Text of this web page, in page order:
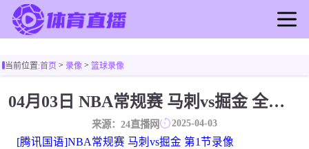
足球直播
足球录像
当前位置:首页> 录像 > 篮球录像
04月03日 NBA常规赛 马刺vs掘金 全场录像
来源：24直播网 2025-04-03
[腾讯国语]NBA常规赛 马刺vs掘金 第1节录像